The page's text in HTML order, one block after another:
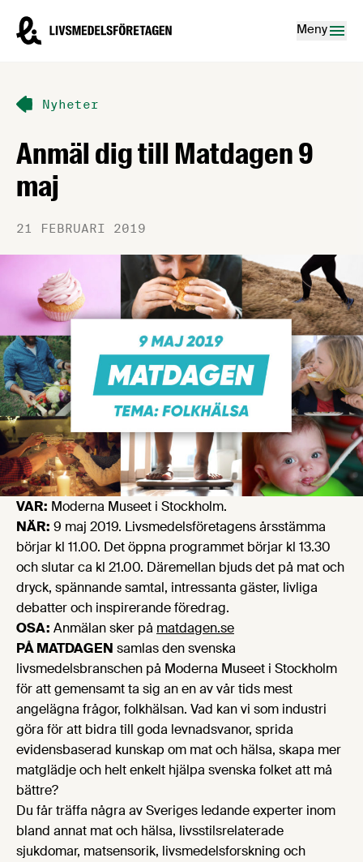
Livsmedelsföretagen – till startsidan
Meny
Nyheter
Anmäl dig till Matdagen 9
maj
21 FEBRUARI 2019
VAR: Moderna Museet i Stockholm.
NÄR: 9 maj 2019. Livsmedelsföretagens årsstämma
börjar kl 11.00. Det öppna programmet börjar kl 13.30
och slutar ca kl 21.00. Däremellan bjuds det på mat och
dryck, spännande samtal, intressanta gäster, livliga
debatter och inspirerande föredrag.
OSA: Anmälan sker på matdagen.se
PÅ MATDAGEN samlas den svenska
livsmedelsbranschen på Moderna Museet i Stockholm
för att gemensamt ta sig an en av vår tids mest
angelägna frågor, folkhälsan. Vad kan vi som industri
göra för att bidra till goda levnadsvanor, sprida
evidensbaserad kunskap om mat och hälsa, skapa mer
matglädje och helt enkelt hjälpa svenska folket att må
bättre?
Du får träffa några av Sveriges ledande experter inom
bland annat mat och hälsa, livsstilsrelaterade
sjukdomar, matsensorik, livsmedelsforskning och